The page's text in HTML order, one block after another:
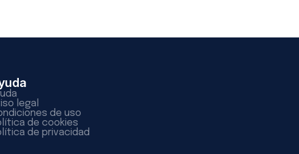
legal
de uso
de cookies
de privacidad